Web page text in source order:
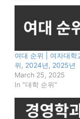
여대 순위 | 여자대학
위, 2024년, 2025년
March 25, 2025
In "대학 순위"